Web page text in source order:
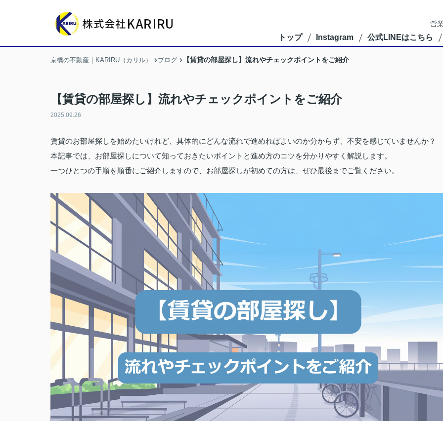
営
トップ Instagram 公式LINEはこちら
京橋の不動産｜KARIRU（カリル） ブログ 【賃貸の部屋探し】流れやチェックポイントをご紹介
【賃貸の部屋探し】流れやチェックポイントをご紹介
2025.09.26
賃貸のお部屋探しを始めたいけれど、具体的にどんな流れで進めればよいのか分からず、不安を感じていませんか？
本記事では、お部屋探しについて知っておきたいポイントと進め方のコツを分かりやすく解説します。
一つひとつの手順を順番にご紹介しますので、お部屋探しが初めての方は、ぜひ最後までご覧ください。